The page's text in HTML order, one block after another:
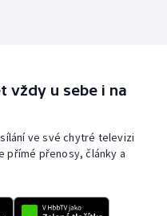
vždy u sebe i na
ve své chytré televizi
přímé přenosy, články a